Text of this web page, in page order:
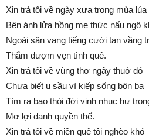
Xin trả tôi về ngày xưa trong mùa lúa
Bên ánh lửa hồng mẹ thức nấu ngô
Ngoài sân vang tiếng cười tan vầng
Thắm đượm vẹn tình quê.
Xin trả tôi về vùng thơ ngây thuở đó
Chưa biết u sầu vì kiếp sống bôn ba
Tìm ra bao thói đời vinh nhục hư
Mơ lợi danh quyền thế.
Xin trả tôi về miền quê tôi nghèo khó